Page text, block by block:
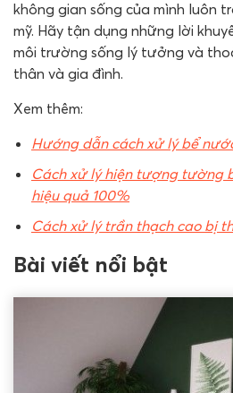
không gian sống của mình luôn
mỹ. Hãy tận dụng những lời
môi trường sống lý tưởng và
thân và gia đình.
Xem thêm:
Hướng dẫn cách xử lý bể
Cách xử lý hiện tượng tường
hiệu quả 100%
Cách xử lý trần thạch cao bị
Bài viết nổi bật